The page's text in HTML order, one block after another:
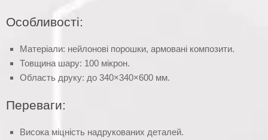
Особливості:
Матеріали: нейлонові порошки, армовані композити.
Товщина шару: 100 мікрон.
Область друку: до 340×340×600 мм.
Переваги:
Висока міцність надрукованих деталей.